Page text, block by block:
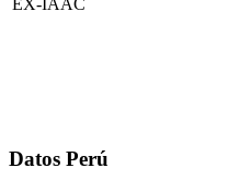
Datos Perú